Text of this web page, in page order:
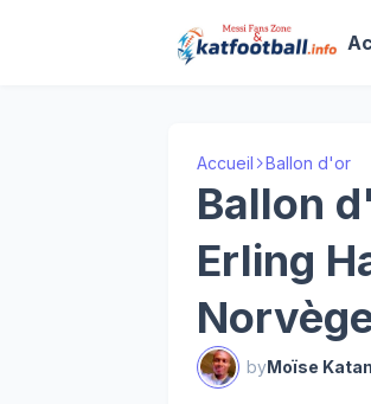
Accueil Ballon d'or
Ballon
Erling
byMoïse